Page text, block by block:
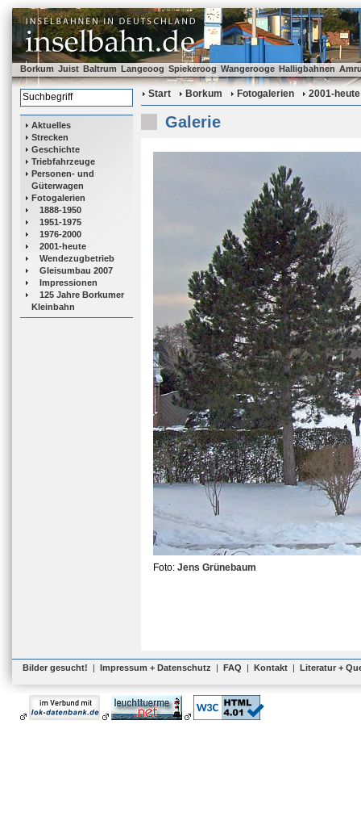
Borkum Juist Baltrum Langeoog Spiekeroog Wangerooge Halligbahnen
Aktuelles
Strecken
Geschichte
Triebfahrzeuge
Personen- und
Güterwagen
Fotogalerien
1888-1950
1951-1975
1976-2000
2001-heute
Wendezugbetrieb
Gleisumbau 2007
Impressionen
125 Jahre Borkumer
Kleinbahn
Start Borkum Fotogalerien 2001-heute
Galerie
Foto: Jens Grünebaum
Bilder gesucht! | Impressum + Datenschutz | FAQ | Kontakt | Literatur +